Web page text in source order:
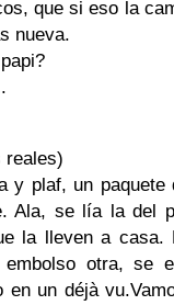
que si eso la
nueva.
reales)
y plaf, un paquete
Ala, se lía la del
la lleven a casa.
otra, se
en un déjà